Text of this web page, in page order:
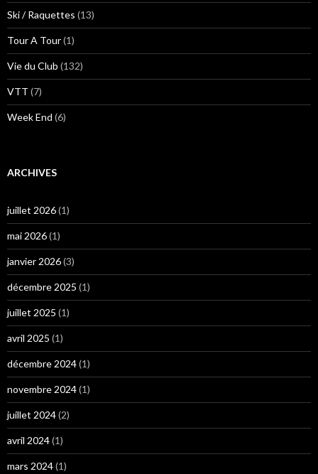
Ski / Raquettes (13)
Tour A Tour(1)
Vie du Club (132)
VTT (7)
Week End (6)
ARCHIVES
juillet 2026(1)
mai 2026(1)
janvier 2026(3)
décembre 2025 (1)
juillet 2025 (1)
avril 2025 (1)
décembre 2024(1)
novembre 2024(1)
juillet 2024(2)
avril 2024(1)
mars 2024(1)